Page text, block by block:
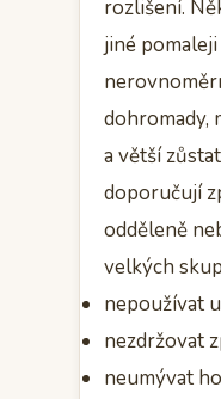
rozlišení.
jiné
dohromady,
a větší
doporučují
odděleně
velkých
nepoužívat
nezdržovat
neumývat